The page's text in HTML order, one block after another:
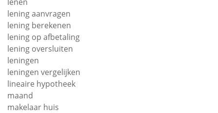
lening aanvragen
lening berekenen
lening op afbetaling
lening oversluiten
leningen
leningen vergelijken
lineaire hypotheek
maand
makelaar huis